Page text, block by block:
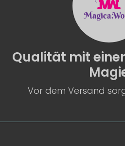
Qualität mit
Vor dem Versand